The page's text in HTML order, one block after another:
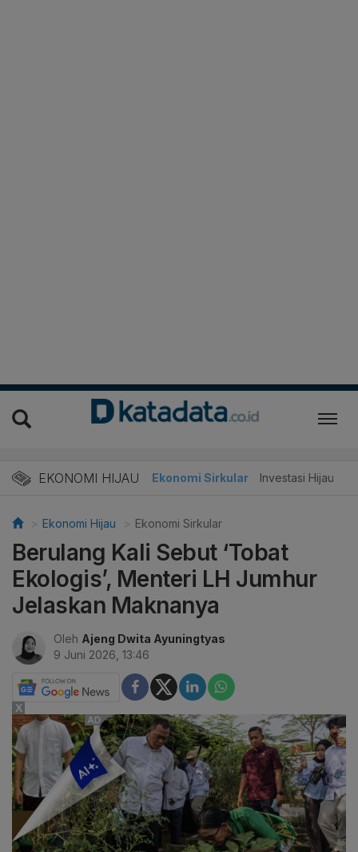
EKONOMI HIJAU
Energi Baru Ekonomi Sirkular Investasi Hijau
Ekonomi Hijau Ekonomi Sirkular
Berulang Kali Sebut ‘Tobat
Ekologis’, Menteri LH Jumhur
Jelaskan Maknanya
Oleh Ajeng Dwita Ayuningtyas
9 Juni 2026, 13:46
X